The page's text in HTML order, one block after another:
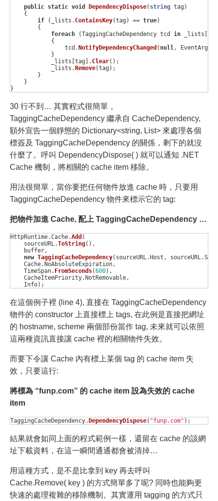
public static void DependencyDispose( string tag )
{
if
( _lists .ContainsKey(tag ) == true)
{
foreach
(TaggingCacheDependency tcd in _lists
{
tcd . NotifyDependencyChanged ( null, EventArgs
}
_lists tag ].Clear();
_lists . Remove(tag );
}
}
}
30 行不到… 其實程式很簡單，
TaggingCacheDependency 繼承自 CacheDependency,
額外宣告一個靜態的 Dictionary<string, List> 來處理各個
標簽及 TaggingCacheDependency 的關係，剩下的就沒
什麼了。呼叫 DependencyDispose( ) 就可以通知 .NET
Cache 機制，將相關的 cache item 移除。
用法很簡單，當你要把任何物件放進 cache 時，只要用
TaggingCacheDependency 物件來標示它的 tag:
把物件加進 Cache, 配上 TaggingCacheDependency …
HttpRuntime.Cache.Add (
sourceURL.ToString(),
buffer,
new TaggingCacheDependency( sourceURL. Host , sourceURL.
Cache. NoAbsoluteExpiration,
TimeSpan. FromSeconds(600),
CacheItemPriority. NotRemovable,
Info);
在這個例子裡 (line 4), 直接在 TaggingCacheDependency
物件的 constructor 上直接標上 tags, 在此例是直接把網址
的 hostname, scheme 兩個部份當作 tag, 未來就可以依照
這兩種資訊直接讓 cache 裡的相關物件失效。
而要下令讓 Cache 內有標上某個 tag 的 cache item 失
效，只要這行:
將標為 “funp.com” 的 cache item 設為失效的 cache
item
TaggingCacheDependency. DependencyDispose( "funp.com" );
結果就會如同上面的程式範例一樣，還留在 cache 的該網
址下載資料，在這一瞬間通通都會被清掉…
用這種方式，是不是比拿到 key 再去呼叫
Cache.Remove( key ) 的方式簡單多了呢? 同時也能夠更
快速的處理複雜的移除機制。其實運用 tagging 的方式只